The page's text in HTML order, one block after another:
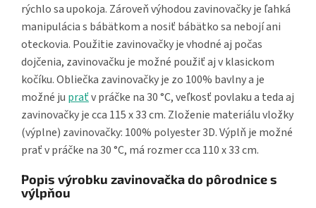
rýchlo sa upokoja. Zároveň výhodou zavinovačky je ľahká
manipulácia s bábätkom a nosiť bábätko sa nebojí ani
oteckovia. Použitie zavinovačky je vhodné aj počas
dojčenia, zavinovačku je možné použiť aj v klasickom
kočíku. Obliečka zavinovačky je zo 100% bavlny a je
možné ju praťv práčke na 30 °C, veľkosť povlaku a teda aj
zavinovačky je cca 115 x 33 cm. Zloženie materiálu vložky
(výplne) zavinovačky: 100% polyester 3D. Výplň je možné
prať v práčke na 30 °C, má rozmer cca 110 x 33 cm.
Popis výrobku zavinovačka do pôrodnice s
výlpňou